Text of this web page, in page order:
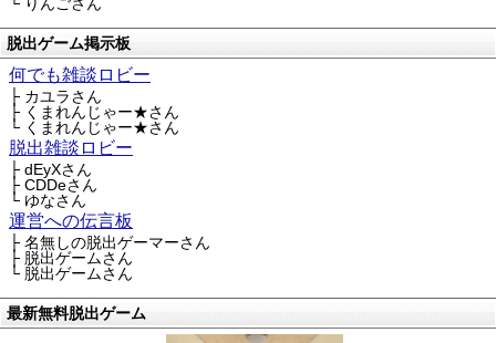
脱出ゲーム掲示板
何でも雑談ロビー
├ カユラさん
├ くまれんじゃー★さん
└ くまれんじゃー★さん
脱出雑談ロビー
├ dEyXさん
├ CDDeさん
└ ゆなさん
運営への伝言板
├ 名無しの脱出ゲーマーさん
├ 脱出ゲームさん
└ 脱出ゲームさん
最新無料脱出ゲーム